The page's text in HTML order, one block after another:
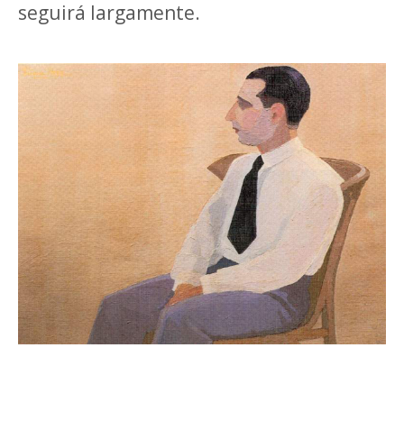
seguirá largamente.